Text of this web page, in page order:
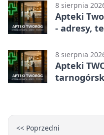
8 sierpnia
Apteki
- adresy,
8 sierpnia
Apteki
<< Poprzedni